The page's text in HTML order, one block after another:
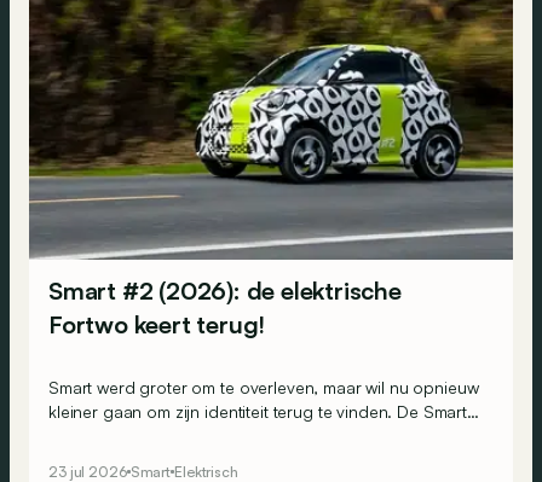
Smart #2 (2026): de elektrische
Fortwo keert terug!
Smart werd groter om te overleven, maar wil nu opnieuw
kleiner gaan om zijn identiteit terug te vinden. De Smart
23 jul 2026 Smart Elektrisch